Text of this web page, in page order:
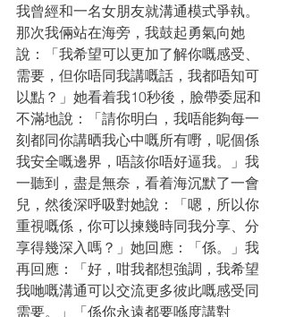
我曾經和一名女朋友就溝通模式爭執。
那次我倆站在海旁，我鼓起勇氣向她
說：「我希望可以更加了解你嘅感受、
需要，但你唔同我講嘅話，我都唔知可
以點？」她看着我10秒後，臉帶委屈和
不滿地說：「請你明白，我唔能夠每一
刻都同你講晒我心中嘅所有嘢，呢個係
我安全嘅邊界，唔該你唔好逼我。」我
一聽到，盡是無奈，看着海沉默了一會
兒，然後深呼吸對她說：「嗯，所以你
重視嘅係，你可以揀幾時同我分享、分
享得幾深入嗎？」她回應：「係。」我
再回應：「好，咁我都想強調，我希望
我哋嘅溝通可以交流更多彼此嘅感受同
需要。」「係你永遠都要喺度講對